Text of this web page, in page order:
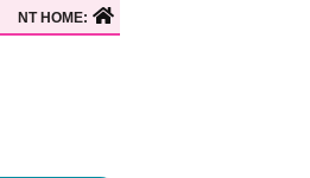
NT HOME: